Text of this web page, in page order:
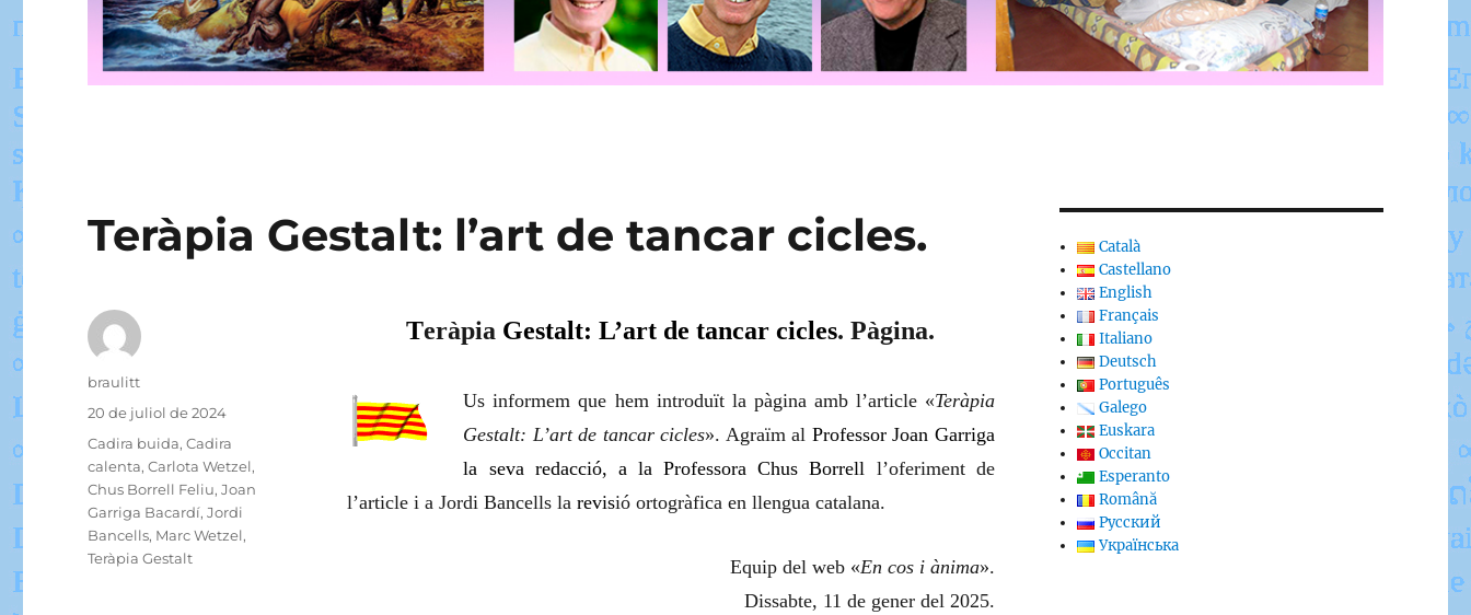
Teràpia Gestalt: l’art de tancar cicles.
Teràpia Gestalt: L’art de tancar cicles. Pàgina.
Us informem que hem introduït la pàgina amb l’article «Teràpia
Gestalt: L’art de tancar cicles». Agraïm al Professor Joan Garriga
la seva redacció, a la Professora Chus Borrell l’oferiment de
l’article i a Jordi Bancells la revisió ortogràfica en llengua catalana.
Equip del web «En cos i ànima».
Dissabte, 11 de gener del 2025.
Autor
braulitt
Publicat
20 de juliol de 2024
Categories
Cadira buida,Cadira
calenta,Carlota Wetzel,
Chus Borrell Feliu,Joan
Garriga Bacardí,Jordi
Bancells, Marc Wetzel,
Teràpia Gestalt
Català
Castellano
English
Français
Italiano
Deutsch
Português
Galego
Euskara
Occitan
Esperanto
Română
Русский
Українська